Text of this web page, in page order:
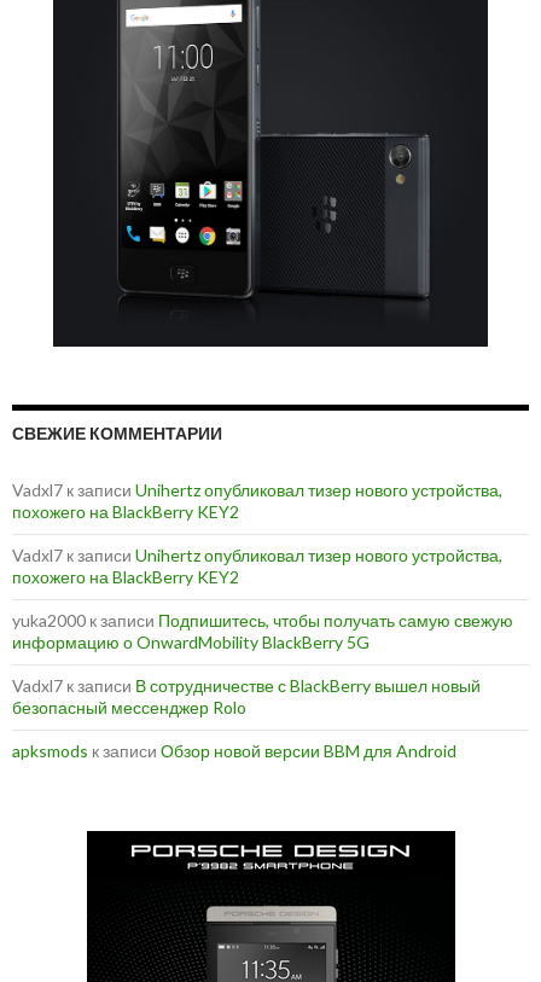
СВЕЖИЕ КОММЕНТАРИИ
Vadxl7 к записи Unihertz опубликовал тизер нового устройства,
похожего на BlackBerry KEY2
Vadxl7 к записи Unihertz опубликовал тизер нового устройства,
похожего на BlackBerry KEY2
yuka2000 к записи Подпишитесь, чтобы получать самую свежую
информацию о OnwardMobility BlackBerry 5G
Vadxl7 к записи В сотрудничестве с BlackBerry вышел новый
безопасный мессенджер Rolo
apksmods к записи Обзор новой версии BBM для Android